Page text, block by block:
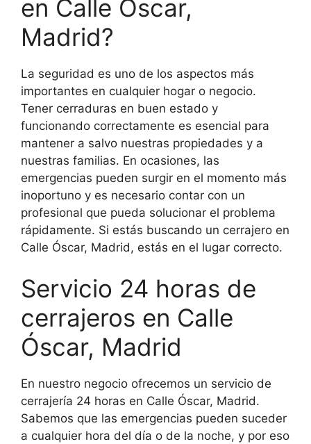
en Calle Óscar,
Madrid?
La seguridad es uno de los aspectos más
importantes en cualquier hogar o negocio.
Tener cerraduras en buen estado y
funcionando correctamente es esencial para
mantener a salvo nuestras propiedades y a
nuestras familias. En ocasiones, las
emergencias pueden surgir en el momento más
inoportuno y es necesario contar con un
profesional que pueda solucionar el problema
rápidamente. Si estás buscando un cerrajero en
Calle Óscar, Madrid, estás en el lugar correcto.
Servicio 24 horas de
cerrajeros en Calle
Óscar, Madrid
En nuestro negocio ofrecemos un servicio de
cerrajería 24 horas en Calle Óscar, Madrid.
Sabemos que las emergencias pueden suceder
a cualquier hora del día o de la noche, y por eso